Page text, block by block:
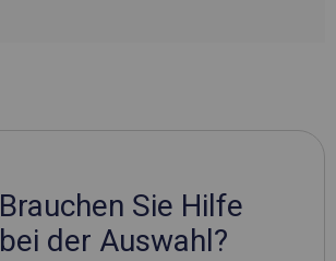
Brauchen Sie Hilfe
bei der Auswahl?